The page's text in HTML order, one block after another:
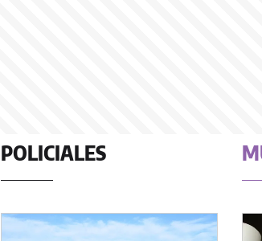
POLICIALES